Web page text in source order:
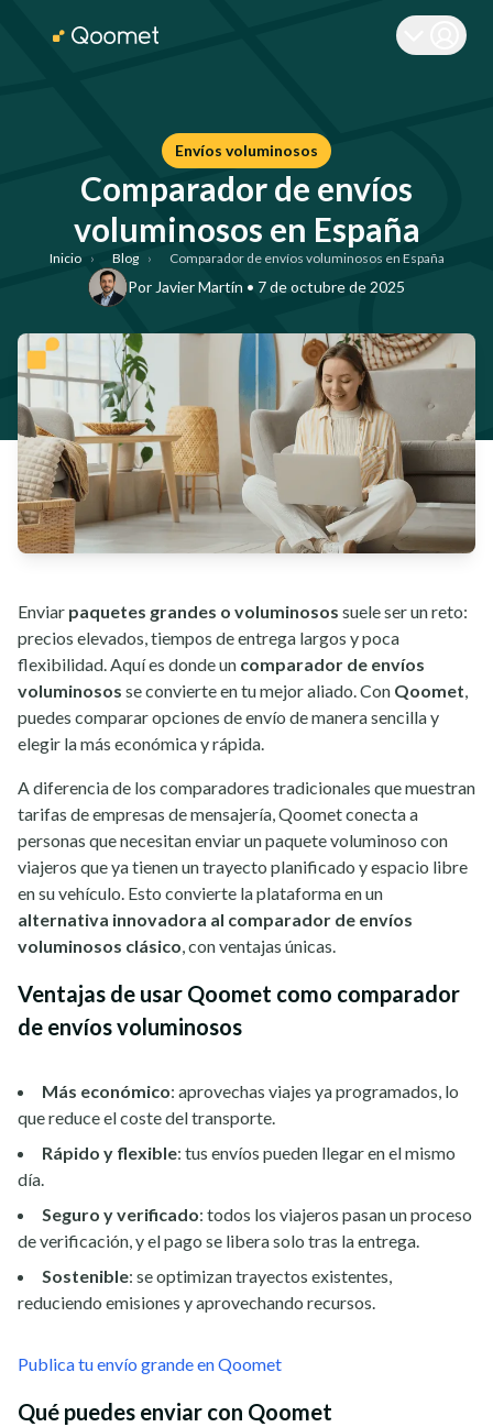
Envíos voluminosos
Comparador de envíos
voluminosos en España
Inicio › Blog › Comparador de envíos voluminosos en España
Por Javier Martín • 7 de octubre de 2025
Enviar paquetes grandes o voluminosos suele ser un reto:
precios elevados, tiempos de entrega largos y poca
flexibilidad. Aquí es donde un comparador de envíos
voluminosos se convierte en tu mejor aliado. Con Qoomet,
puedes comparar opciones de envío de manera sencilla y
elegir la más económica y rápida.
A diferencia de los comparadores tradicionales que muestran
tarifas de empresas de mensajería, Qoomet conecta a
personas que necesitan enviar un paquete voluminoso con
viajeros que ya tienen un trayecto planificado y espacio libre
en su vehículo. Esto convierte la plataforma en un
alternativa innovadora al comparador de envíos
voluminosos clásico, con ventajas únicas.
Ventajas de usar Qoomet como comparador
de envíos voluminosos
Más económico: aprovechas viajes ya programados, lo
que reduce el coste del transporte.
Rápido y flexible: tus envíos pueden llegar en el mismo
día.
Seguro y verificado: todos los viajeros pasan un proceso
de verificación, y el pago se libera solo tras la entrega.
Sostenible: se optimizan trayectos existentes,
reduciendo emisiones y aprovechando recursos.
Publica tu envío grande en Qoomet
Qué puedes enviar con Qoomet